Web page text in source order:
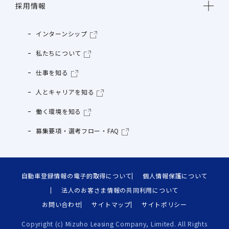
採用情報
インターンシップ
私たちについて
仕事を知る
人とキャリアを知る
働く環境を知る
募集要項・選考フロー・FAQ
自動車登録情報の電子的取得について
個人情報保護について
法人のお客さま情報の共同利用について
お問い合わせ
サイトマップ サイトポリシー
Copyright (c) Mizuho Leasing Company, Limited. All Rights